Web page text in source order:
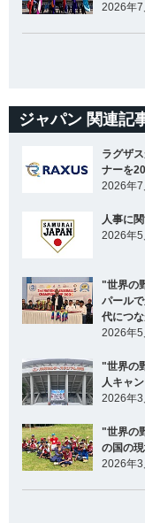
2026年7
ジャパン 関連記
ラグザ
ナーを
2026年7
人事に
2026年5
"世界の
パール
代につ
2026年5
"世界の
人キャ
2026年3
"世界の
の国の現
2026年3